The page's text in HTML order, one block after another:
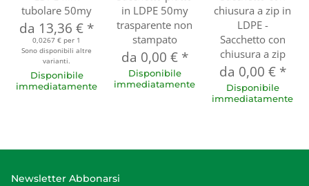
tubolare 50my
da 13,36 € *
0,0267 € per 1
Sono disponibili altre
varianti.
Disponibile
immediatamente
in LDPE 50my
trasparente non
stampato
da 0,00 € *
Disponibile
immediatamente
chiusura a zip in
LDPE -
Sacchetto con
chiusura a zip
da 0,00 € *
Disponibile
immediatamente
Newsletter Abbonarsi